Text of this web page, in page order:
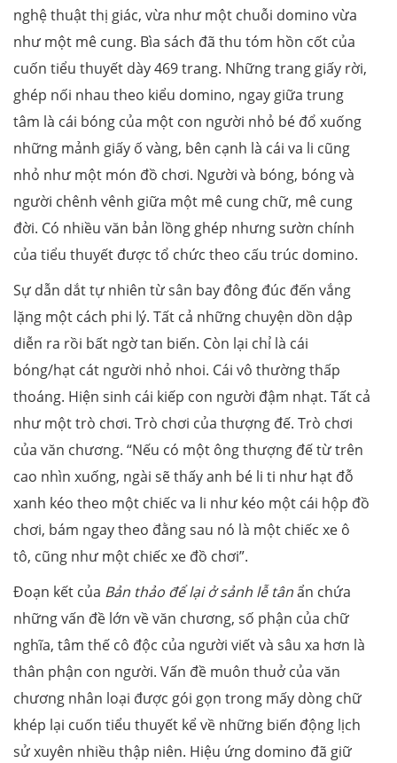
nghệ thuật thị giác, vừa như một chuỗi domino vừa
như một mê cung. Bìa sách đã thu tóm hồn cốt của
cuốn tiểu thuyết dày 469 trang. Những trang giấy rời,
ghép nối nhau theo kiểu domino, ngay giữa trung
tâm là cái bóng của một con người nhỏ bé đổ xuống
những mảnh giấy ố vàng, bên cạnh là cái va li cũng
nhỏ như một món đồ chơi. Người và bóng, bóng và
người chênh vênh giữa một mê cung chữ, mê cung
đời. Có nhiều văn bản lồng ghép nhưng sườn chính
của tiểu thuyết được tổ chức theo cấu trúc domino.
Sự dẫn dắt tự nhiên từ sân bay đông đúc đến vắng
lặng một cách phi lý. Tất cả những chuyện dồn dập
diễn ra rồi bất ngờ tan biến. Còn lại chỉ là cái
bóng/hạt cát người nhỏ nhoi. Cái vô thường thấp
thoáng. Hiện sinh cái kiếp con người đậm nhạt. Tất cả
như một trò chơi. Trò chơi của thượng đế. Trò chơi
của văn chương. “Nếu có một ông thượng đế từ trên
cao nhìn xuống, ngài sẽ thấy anh bé li ti như hạt đỗ
xanh kéo theo một chiếc va li như kéo một cái hộp đồ
chơi, bám ngay theo đằng sau nó là một chiếc xe ô
tô, cũng như một chiếc xe đồ chơi”.
Đoạn kết của Bản thảo để lại ở sảnh lễ tânẩn chứa
những vấn đề lớn về văn chương, số phận của chữ
nghĩa, tâm thế cô độc của người viết và sâu xa hơn là
thân phận con người. Vấn đề muôn thuở của văn
chương nhân loại được gói gọn trong mấy dòng chữ
khép lại cuốn tiểu thuyết kể về những biến động lịch
sử xuyên nhiều thập niên. Hiệu ứng domino đã giữ